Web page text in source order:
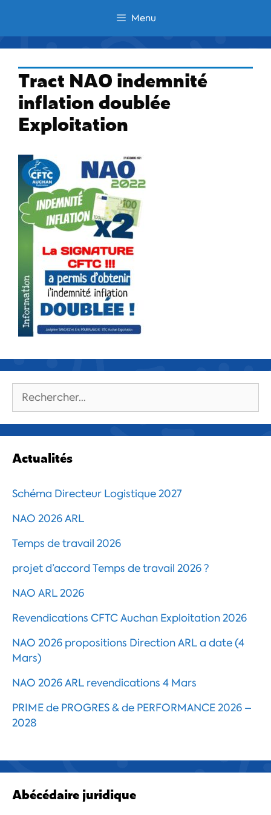
contenu
Menu
Tract NAO indemnité
inflation doublée
Exploitation
Rechercher :
Actualités
Schéma Directeur Logistique 2027
NAO 2026 ARL
Temps de travail 2026
projet d’accord Temps de travail 2026 ?
NAO ARL 2026
Revendications CFTC Auchan Exploitation 2026
NAO 2026 propositions Direction ARL a date (4
Mars)
NAO 2026 ARL revendications 4 Mars
PRIME de PROGRES & de PERFORMANCE 2026 –
2028
Abécédaire juridique